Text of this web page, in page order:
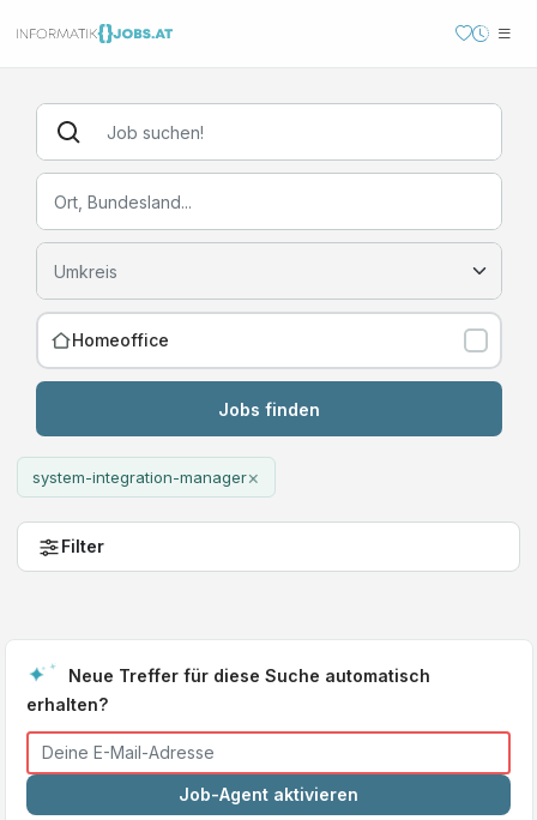
Homeoffice
Jobs finden
system-integration-manager×
Filter
Neue Treffer für diese Suche automatisch
erhalten?
Job-Agent aktivieren